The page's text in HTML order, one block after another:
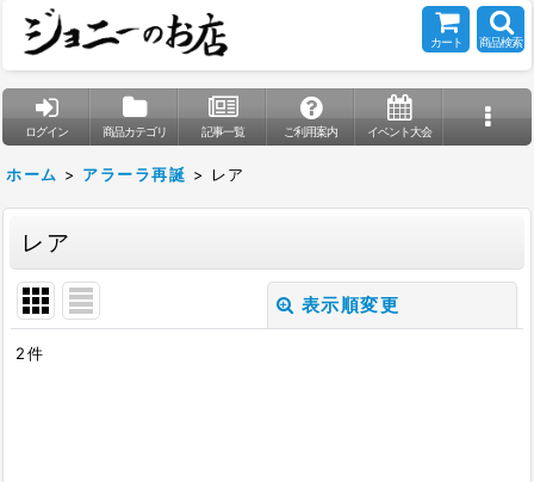
カート 商品検索
ログイン 商品カテゴリ 記事一覧 ご利用案内 イベント大会
ホーム > アラーラ再誕 > レア
レア
表示順変更
2件